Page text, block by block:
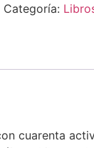
Categoría:
cuarenta